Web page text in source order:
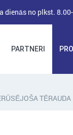
dienās no plkst.
PARTNERI
TĒRAUDA